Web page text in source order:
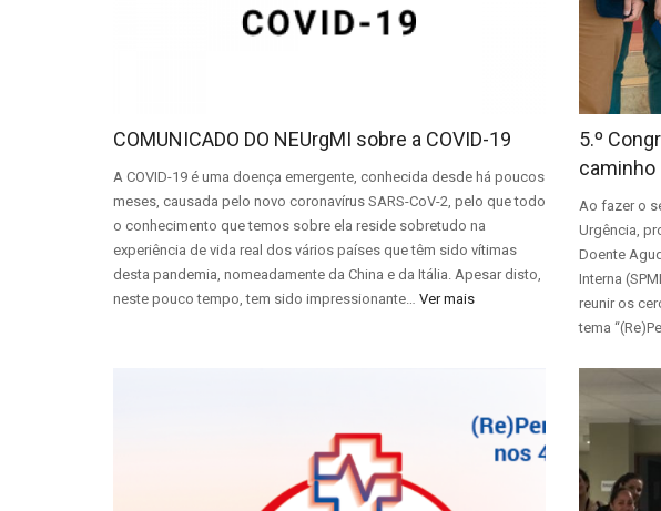
COMUNICADO DO NEUrgMI sobre a COVID-19
A COVID-19 é uma doença emergente, conhecida desde há poucos
meses, causada pelo novo coronavírus SARS-CoV-2, pelo que todo
o conhecimento que temos sobre ela reside sobretudo na
experiência de vida real dos vários países que têm sido vítimas
desta pandemia, nomeadamente da China e da Itália. Apesar disto,
neste pouco tempo, tem sido impressionante… Ver mais
5.º
caminho
Ao fazer o
Urgência,
Doente
Interna
reunir os
tema